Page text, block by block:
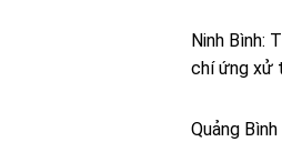
Ninh Bình:
chí ứng xử
Quảng